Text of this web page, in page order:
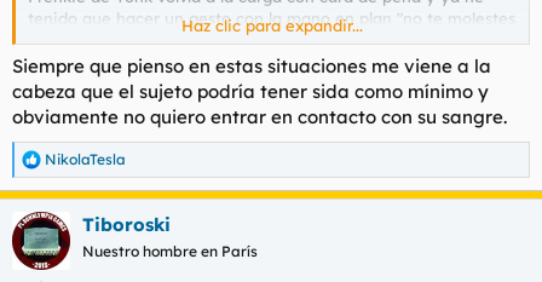
tenido que hacer un gesto con la mano en plan "no te molestes
que no te voy a dar nada". Cuando me alejaba me ha dicho
hijo de puta. En un primer momento he sentido indiferencia,
como el que oye llover, pero después me ha entrado mal
cuerpo y me he sentido verdaderamente mal por no haber
reaccionado de manera ultraviolenta e implacable. No tengo
ese instinto, soy un candy-ass.
Me gustaría saber si vosotros os hubierais lanzado al barro con
el yonki, si os hubierais fajado con esa persona excluida y
posiblemente en situación de calle. Yo, aunque soy consciente
de que lo correcto hubiera sido batirse en el campo del honor,
Haz clic para expandir...
Siempre que pienso en estas situaciones me viene a la
cabeza que el sujeto podría tener sida como mínimo y
obviamente no quiero entrar en contacto con su sangre.
R
e
a
c
c
i
NikolaTesla
Tiboroski
Nuestro hombre en París